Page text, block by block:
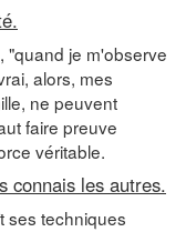
"quand je m'observe
alors, mes
ne peuvent
faire preuve
véritable.
connais les autres.
ses techniques